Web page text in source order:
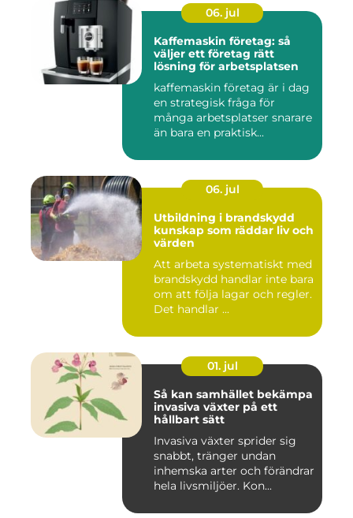
06. jul
Kaffemaskin företag: så
väljer ett företag rätt
lösning för arbetsplatsen
kaffemaskin företag är i dag
en strategisk fråga för
många arbetsplatser snarare
än bara en praktisk...
06. jul
Utbildning i brandskydd
kunskap som räddar liv och
värden
Att arbeta systematiskt med
brandskydd handlar inte bara
om att följa lagar och regler.
Det handlar ...
01. jul
Så kan samhället bekämpa
invasiva växter på ett
hållbart sätt
Invasiva växter sprider sig
snabbt, tränger undan
inhemska arter och förändrar
hela livsmiljöer. Kon...